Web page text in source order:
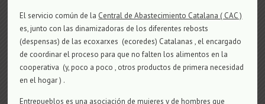
El servicio común de la Central de Abastecimiento Catalana ( CAC )
es, junto con las dinamizadoras de los diferentes rebosts
(despensas) de las ecoxarxes (ecoredes) Catalanas , el encargado
de coordinar el proceso para que no falten los alimentos en la
cooperativa (y, poco a poco , otros productos de primera necesidad
en el hogar ) .
Entrepueblos es una asociación de mujeres y de hombres que